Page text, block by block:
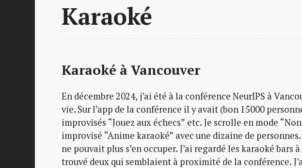
Karaoké
Karaoké à Vancouver
En décembre 2024, j’ai été à la conférence NeurIPS à
vie. Sur l’app de la conférence il y avait (bon 15000
improvisés “Jouez aux échecs” etc. Je scrolle en mode
improvisé “Anime karaoké” avec une dizaine de
ne pouvait plus s’en occuper. J’ai regardé les karaoké bars
trouvé deux qui semblaient à proximité de la conférence.